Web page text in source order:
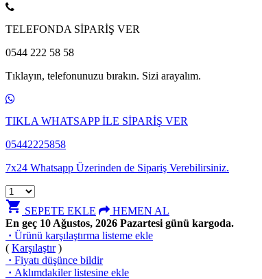
TELEFONDA SİPARİŞ VER
0544 222 58 58
Tıklayın, telefonunuzu bırakın. Sizi arayalım.
TIKLA WHATSAPP İLE SİPARİŞ VER
05442225858
7x24 Whatsapp Üzerinden de Sipariş Verebilirsiniz.
shopping_cart SEPETE EKLE
HEMEN AL
En geç 10 Ağustos, 2026 Pazartesi günü kargoda.
· Ürünü karşılaştırma listeme ekle
( Karşılaştır)
· Fiyatı düşünce bildir
· Aklımdakiler listesine ekle